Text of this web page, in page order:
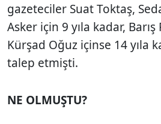
gazeteciler Suat Toktaş,
Asker için 9 yıla kadar,
Kürşad Oğuz içinse 14 yıla
talep etmişti.
NE OLMUŞTU?